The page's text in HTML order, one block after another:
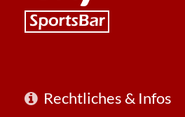
Rechtliches & Infos